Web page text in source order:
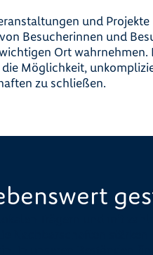
und
Besucherinnen und
Ort wahrnehmen.
Möglichkeit,
zu schließen.